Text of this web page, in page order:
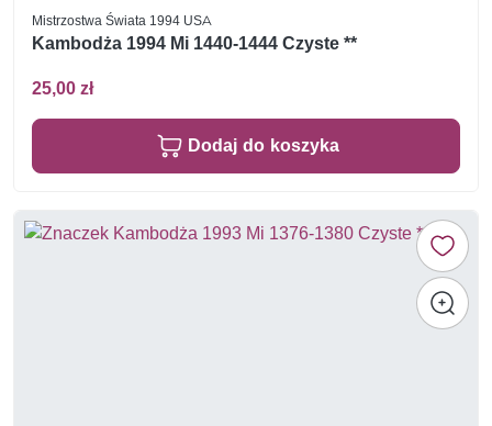
Mistrzostwa Świata 1994 USA
Kambodża 1994 Mi 1440-1444 Czyste **
25,00 zł
Dodaj do koszyka